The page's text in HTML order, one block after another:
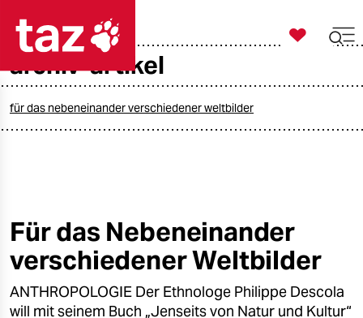
taz zahl ich
öko
gesellschaft
kultur

taz zahl ich
archiv-artikel
für das nebeneinander verschiedener weltbilder
Für das Nebeneinander
verschiedener Weltbilder
ANTHROPOLOGIE Der Ethnologe Philippe Descola
will mit seinem Buch „Jenseits von Natur und Kultur“